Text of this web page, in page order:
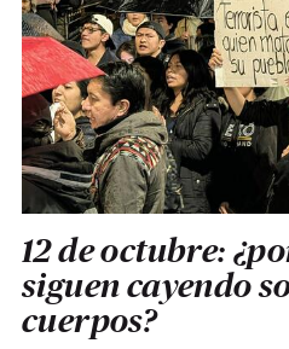
12 de octubre:
siguen cayendo
cuerpos?